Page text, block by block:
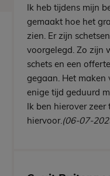
Ik heb tijdens mijn
gemaakt hoe het
zien. Er zijn
voorgelegd. Zo zijn
schets en een
gegaan. Het
enige tijd geduurd
Ik ben hierover
hiervoor.(06-07-